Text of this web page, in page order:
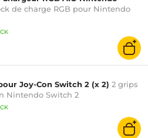
de charge RGB pour Nintendo
Joy-Con Switch 2 (x 2) 2 grips
Nintendo Switch 2